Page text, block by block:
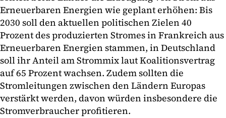
Erneuerbaren Energien wie geplant erhöhen: Bis
2030 soll den aktuellen politischen Zielen 40
Prozent des produzierten Stromes in Frankreich aus
Erneuerbaren Energien stammen, in Deutschland
soll ihr Anteil am Strommix laut Koalitionsvertrag
auf 65 Prozent wachsen. Zudem sollten die
Stromleitungen zwischen den Ländern Europas
verstärkt werden, davon würden insbesondere die
Stromverbraucher profitieren.